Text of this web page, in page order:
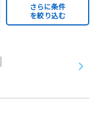
さらに条件
を絞り込む